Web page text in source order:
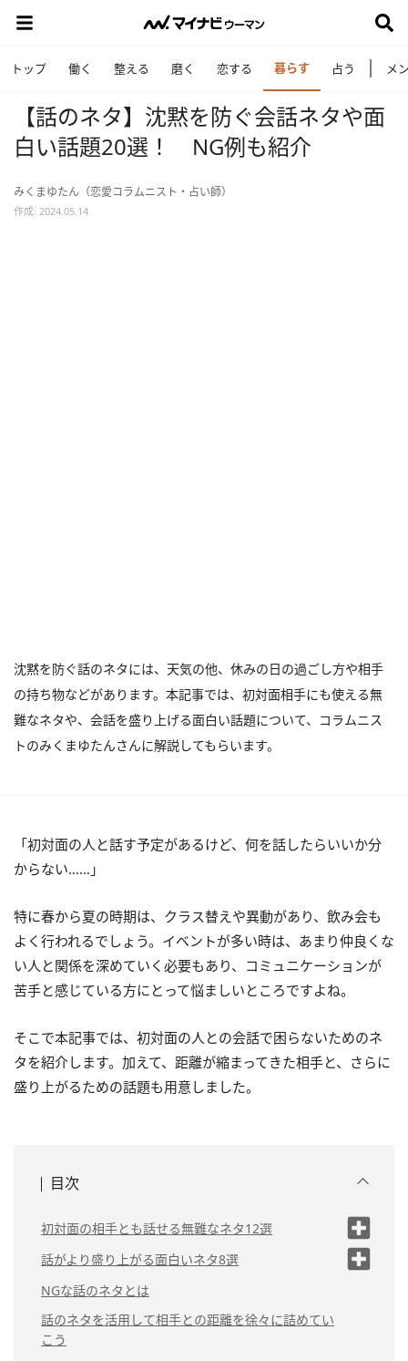
トップ 働く 整える 磨く 恋する 暮らす 占う メ
【話のネタ】沈黙を防ぐ会話ネタや面
白い話題20選！ NG例も紹介
みくまゆたん（恋愛コラムニスト・占い師）
作成: 2024.05.14
沈黙を防ぐ話のネタには、天気の他、休みの日の過ごし方や相手
の持ち物などがあります。本記事では、初対面相手にも使える無
難なネタや、会話を盛り上げる面白い話題について、コラムニス
トのみくまゆたんさんに解説してもらいます。
「初対面の人と話す予定があるけど、何を話したらいいか分
からない……」
特に春から夏の時期は、クラス替えや異動があり、飲み会も
よく行われるでしょう。イベントが多い時は、あまり仲良くな
い人と関係を深めていく必要もあり、コミュニケーションが
苦手と感じている方にとって悩ましいところですよね。
そこで本記事では、初対面の人との会話で困らないためのネ
タを紹介します。加えて、距離が縮まってきた相手と、さらに
盛り上がるための話題も用意しました。
目次
初対面の相手とも話せる無難なネタ12選
（1）その日の天気
（2）休みの日の過ごし方
（3）地域の話題
（4）相手の服装・持ち物について褒
話がより盛り上がる面白いネタ8選
（1）過去の面白エピソード
（2）家族や友達の面白いエピソード
（3）過去の恋愛失敗談
NGな話のネタとは
話のネタを活用して相手との距離を徐々に詰めてい
こう